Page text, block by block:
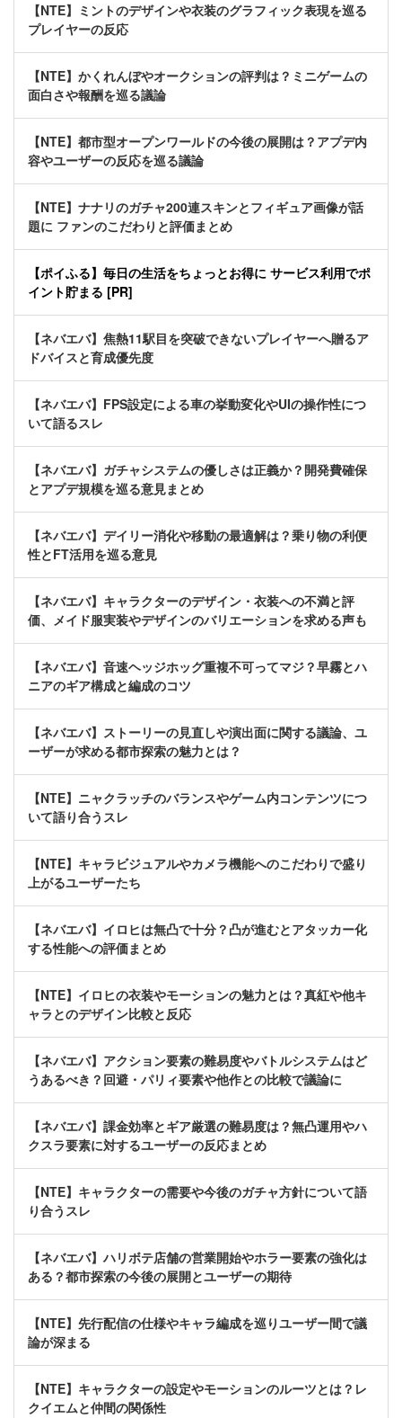
【NTE】ミントのデザインや衣装のグラフィック表現を巡る
プレイヤーの反応
【NTE】かくれんぼやオークションの評判は？ミニゲームの
面白さや報酬を巡る議論
【NTE】都市型オープンワールドの今後の展開は？アプデ内
容やユーザーの反応を巡る議論
【NTE】ナナリのガチャ200連スキンとフィギュア画像が話
題に ファンのこだわりと評価まとめ
【ポイふる】毎日の生活をちょっとお得に サービス利用でポ
イント貯まる [PR]
【ネバエバ】焦熱11駅目を突破できないプレイヤーへ贈るア
ドバイスと育成優先度
【ネバエバ】FPS設定による車の挙動変化やUIの操作性につ
いて語るスレ
【ネバエバ】ガチャシステムの優しさは正義か？開発費確保
とアプデ規模を巡る意見まとめ
【ネバエバ】デイリー消化や移動の最適解は？乗り物の利便
性とFT活用を巡る意見
【ネバエバ】キャラクターのデザイン・衣装への不満と評
価、メイド服実装やデザインのバリエーションを求める声も
【ネバエバ】音速ヘッジホッグ重複不可ってマジ？早霧とハ
ニアのギア構成と編成のコツ
【ネバエバ】ストーリーの見直しや演出面に関する議論、ユ
ーザーが求める都市探索の魅力とは？
【NTE】ニャクラッチのバランスやゲーム内コンテンツにつ
いて語り合うスレ
【NTE】キャラビジュアルやカメラ機能へのこだわりで盛り
上がるユーザーたち
【ネバエバ】イロヒは無凸で十分？凸が進むとアタッカー化
する性能への評価まとめ
【NTE】イロヒの衣装やモーションの魅力とは？真紅や他キ
ャラとのデザイン比較と反応
【ネバエバ】アクション要素の難易度やバトルシステムはど
うあるべき？回避・パリィ要素や他作との比較で議論に
【ネバエバ】課金効率とギア厳選の難易度は？無凸運用やハ
クスラ要素に対するユーザーの反応まとめ
【NTE】キャラクターの需要や今後のガチャ方針について語
り合うスレ
【ネバエバ】ハリボテ店舗の営業開始やホラー要素の強化は
ある？都市探索の今後の展開とユーザーの期待
【NTE】先行配信の仕様やキャラ編成を巡りユーザー間で議
論が深まる
【NTE】キャラクターの設定やモーションのルーツとは？レ
クイエムと仲間の関係性